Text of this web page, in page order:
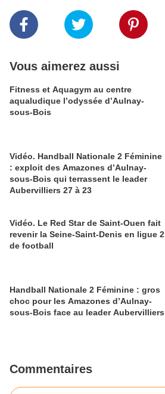
Vous aimerez aussi
Fitness et Aquagym au centre
aqualudique l’odyssée d’Aulnay-
sous-Bois
Vidéo. Handball Nationale 2 Féminine
: exploit des Amazones d’Aulnay-
sous-Bois qui terrassent le leader
Aubervilliers 27 à 23
Vidéo. Le Red Star de Saint-Ouen fait
revenir la Seine-Saint-Denis en ligue 2
de football
Handball Nationale 2 Féminine : gros
choc pour les Amazones d’Aulnay-
sous-Bois face au leader Aubervilliers
Commentaires